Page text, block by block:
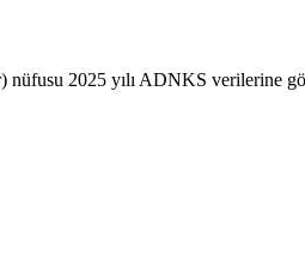
2025 yılı ADNKS verilerine